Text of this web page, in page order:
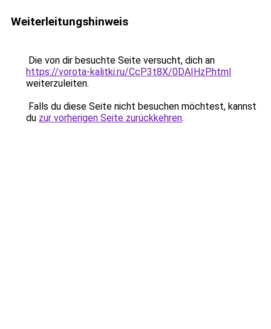
Weiterleitungshinweis
Die von dir besuchte Seite versucht, dich an
https://vorota-kalitki.ru/CcP3t8X/0DAIHzP.html
weiterzuleiten.
Falls du diese Seite nicht besuchen möchtest, kannst
du zur vorherigen Seite zurückkehren.